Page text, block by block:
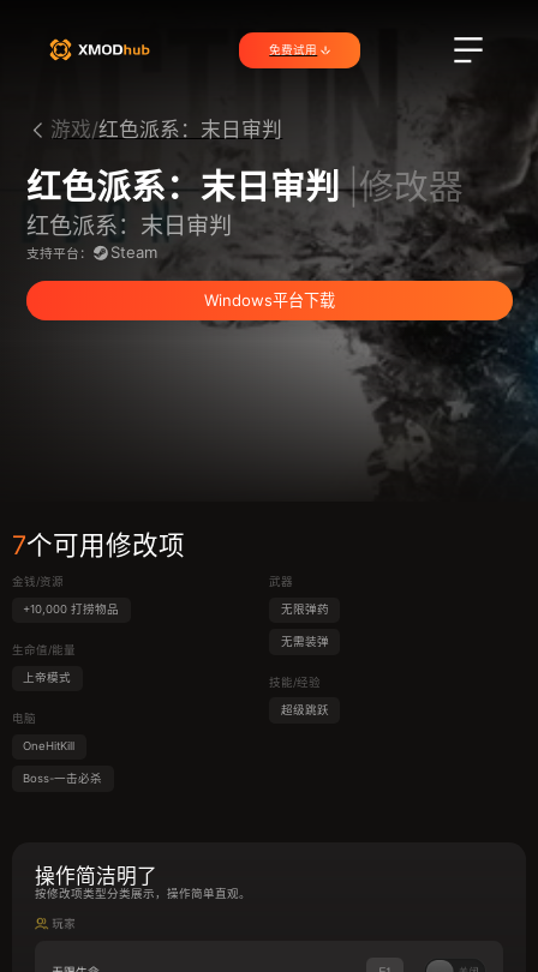
免费试用
游戏/红色派系：末日审判
红色派系：末日审判 |修改器
红色派系：末日审判
支持平台： Steam
Windows平台下载
7个可用修改项
金钱/资源
+10,000 打捞物品
生命值/能量
上帝模式
电脑
OneHitKill
Boss-一击必杀
武器
无限弹药
无需装弹
技能/经验
超级跳跃
操作简洁明了
按修改项类型分类展示，操作简单直观。